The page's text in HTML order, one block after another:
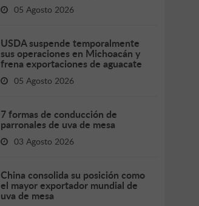
05 Agosto 2026
USDA suspende temporalmente
sus operaciones en Michoacán y
frena exportaciones de aguacate
05 Agosto 2026
7 formas de conducción de
parronales de uva de mesa
03 Agosto 2026
China consolida su posición como
el mayor exportador mundial de
uva de mesa